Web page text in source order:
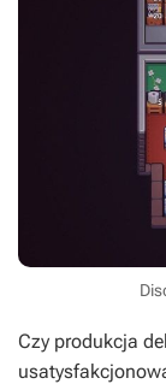
Czy produkcja